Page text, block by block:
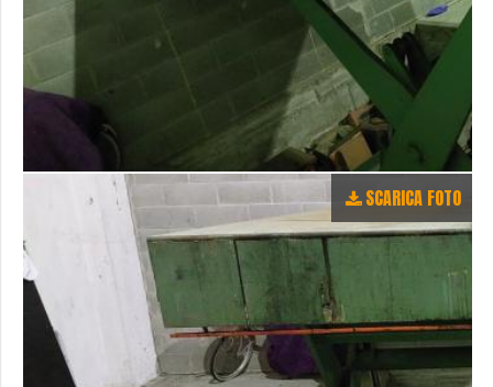
SCARICA FOTO